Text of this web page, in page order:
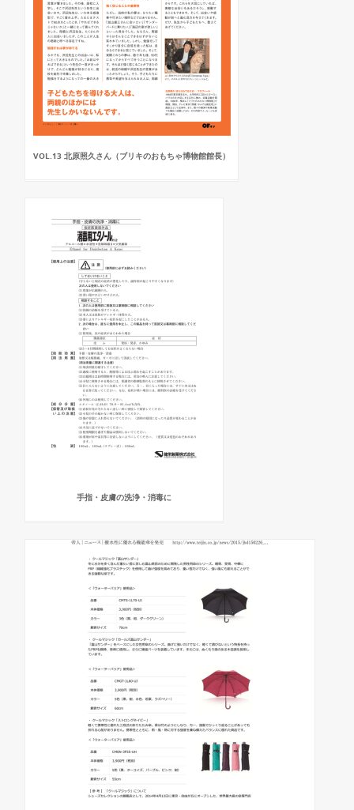
VOL.13 北原照久さん（ブリキのおもちゃ博物館館長）
手指・皮膚の洗浄・消毒に